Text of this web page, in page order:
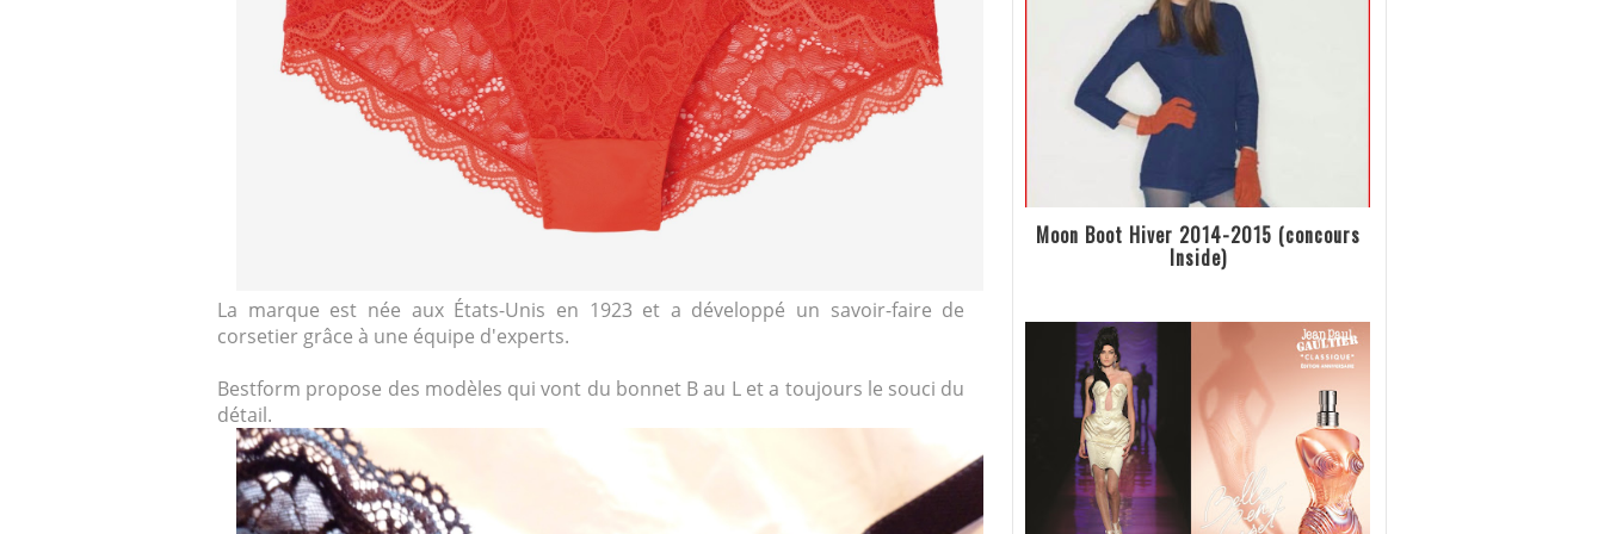
La marque est née aux États-Unis en 1923 et a développé un savoir-faire de
corsetier grâce à une équipe d'experts.
Bestform propose des modèles qui vont du bonnet B au L et a toujours le souci du
détail.
Moon Boot Hiver 2014-2015 (concours
Inside)